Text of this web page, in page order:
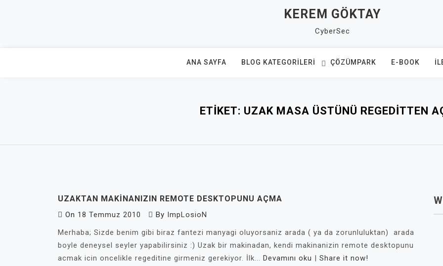
KEREM GÖKTAY
CyberSec
ANA SAYFA BLOG KATEGORILERI ÇÖZÜMPARK E-BOOK
ETIKET: UZAK MASA ÜSTÜNÜ REGEDITTEN
UZAKTAN MAKINANIZIN REMOTE DESKTOPUNU AÇMA
On 18 Temmuz 2010 By ImpLosioN
Merhaba; Sizde benim gibi biraz fantezi manyagi oluyorsaniz arada ( ya da zorunluluktan) arada
boyle deneysel seyler yapabilirsiniz :) Uzak bir makinadan, kendi makinanizin remote desktopunu
acmak icin oncelikle regeditine girmeniz gerekiyor. İlk... Devamını oku | Share it now!